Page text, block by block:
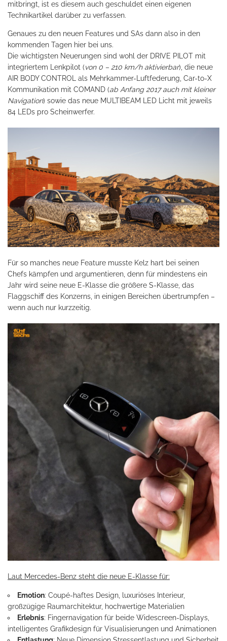
mitbringt, ist es diesem auch geschuldet einen eigenen
Technikartikel darüber zu verfassen.
Genaues zu den neuen Features und SAs dann also in den
kommenden Tagen hier bei uns.
Die wichtigsten Neuerungen sind wohl der DRIVE PILOT mit
integriertem Lenkpilot (von 0 – 210 km/h aktivierbar), die neue
AIR BODY CONTROL als Mehrkammer-Luftfederung, Car-to-X
Kommunikation mit COMAND (ab Anfang 2017 auch mit kleiner
Navigation) sowie das neue MULTIBEAM LED Licht mit jeweils
84 LEDs pro Scheinwerfer.
Für so manches neue Feature musste Kelz hart bei seinen
Chefs kämpfen und argumentieren, denn für mindestens ein
Jahr wird seine neue E-Klasse die größere S-Klasse, das
Flaggschiff des Konzerns, in einigen Bereichen übertrumpfen –
wenn auch nur kurzzeitig.
Laut Mercedes-Benz steht die neue E-Klasse für:
Emotion: Coupé-haftes Design, luxuriöses Interieur,
großzügige Raumarchitektur, hochwertige Materialien
Erlebnis: Fingernavigation für beide Widescreen-Displays,
intelligentes Grafikdesign für Visualisierungen und Animationen